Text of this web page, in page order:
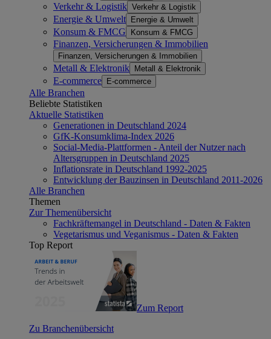
Verkehr & Logistik Verkehr & Logistik
Energie & Umwelt Energie & Umwelt
Konsum & FMCG Konsum & FMCG
Finanzen, Versicherungen & Immobilien
Finanzen, Versicherungen & Immobilien
Metall & Elektronik Metall & Elektronik
E-commerce E-commerce
Alle Branchen
Beliebte Statistiken
Aktuelle Statistiken
Generationen in Deutschland 2024
GfK-Konsumklima-Index 2026
Social-Media-Plattformen - Anteil der Nutzer nach
Altersgruppen in Deutschland 2025
Inflationsrate in Deutschland 1992-2025
Entwicklung der Bauzinsen in Deutschland 2011-2026
Alle Branchen
Themen
Zur Themenübersicht
Fachkräftemangel in Deutschland - Daten & Fakten
Vegetarismus und Veganismus - Daten & Fakten
Top Report
Zum Report
Zu Branchenübersicht